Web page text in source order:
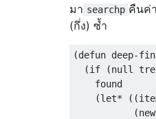
มา searchp คืนค่
(กึ่ง) ซ้ำ
(defun deep-
(if (null
    found
(let* ((
(